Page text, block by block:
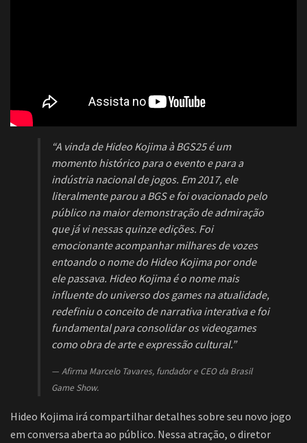
“A vinda de Hideo Kojima à BGS25 é um
momento histórico para o evento e para a
indústria nacional de jogos. Em 2017, ele
literalmente parou a BGS e foi ovacionado pelo
público na maior demonstração de admiração
que já vi nessas quinze edições. Foi
emocionante acompanhar milhares de vozes
entoando o nome do Hideo Kojima por onde
ele passava. Hideo Kojima é o nome mais
influente do universo dos games na atualidade,
redefiniu o conceito de narrativa interativa e foi
fundamental para consolidar os videogames
como obra de arte e expressão cultural.”
Afirma Marcelo Tavares, fundador e CEO da Brasil
Game Show.
Hideo Kojima irá compartilhar detalhes sobre seu novo jogo
em conversa aberta ao público. Nessa atração, o diretor